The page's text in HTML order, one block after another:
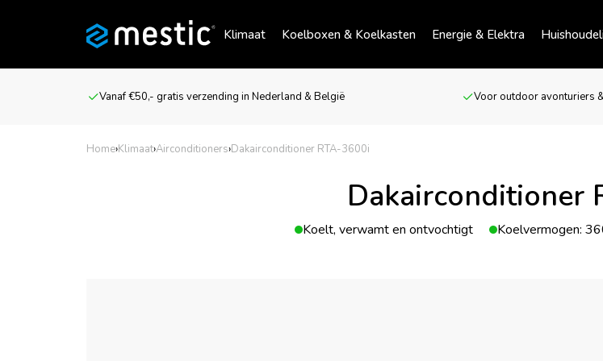
Klimaat Koelboxen & Koelkasten Energie & Elektra
Vanaf €50,- gratis verzending in Nederland & België Voor outdoor avonturiers
Home›Klimaat›Airconditioners›Dakairconditioner RTA-3600i
Dakairconditioner
Koelt, verwamt en ontvochtigt Koelvermogen: